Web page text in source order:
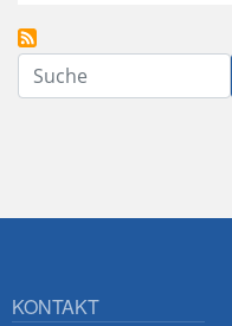
Suche
KONTAKT